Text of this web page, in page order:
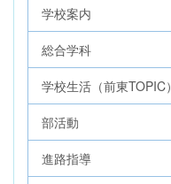
学校案内
総合学科
学校生活（前東TOPIC）
部活動
進路指導